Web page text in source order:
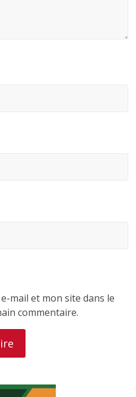
mail et mon site dans le
commentaire.